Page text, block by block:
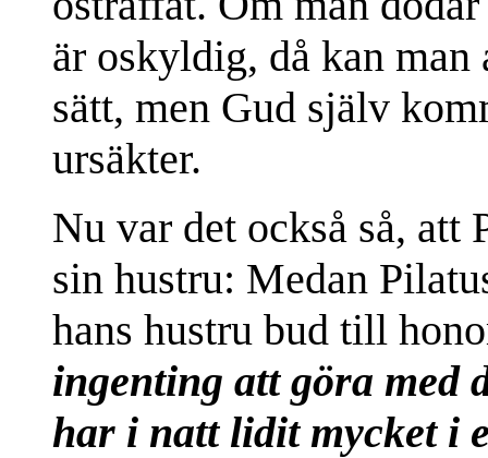
är oskyldig, då kan
sätt, men Gud själv
ursäkter.
Nu var det också så, att
sin hustru: Medan
hans hustru bud till
ingenting att göra med
har i natt lidit mycket i